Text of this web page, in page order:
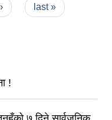
last »
!